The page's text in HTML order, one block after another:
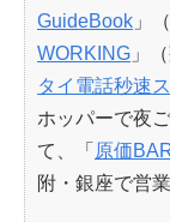
GuideBook 」
WORKING 」
タイ電話秒速
ホッパーで夜
て、「 原価
附・銀座で営業